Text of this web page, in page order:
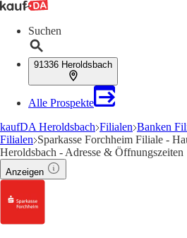
Suchen
91336 Heroldsbach
Alle Prospekte
kaufDA Heroldsbach Filialen Banken
Filialen Sparkasse Forchheim Filiale -
Heroldsbach - Adresse & Öffnungszeiten
Anzeigen